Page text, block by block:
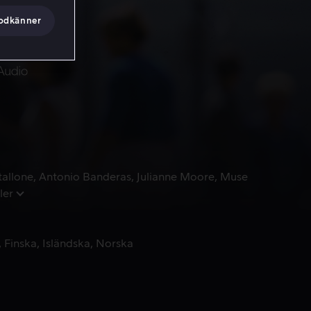
Antonio Banderas Julianne Moore
Muse
Finska Isländska Norska